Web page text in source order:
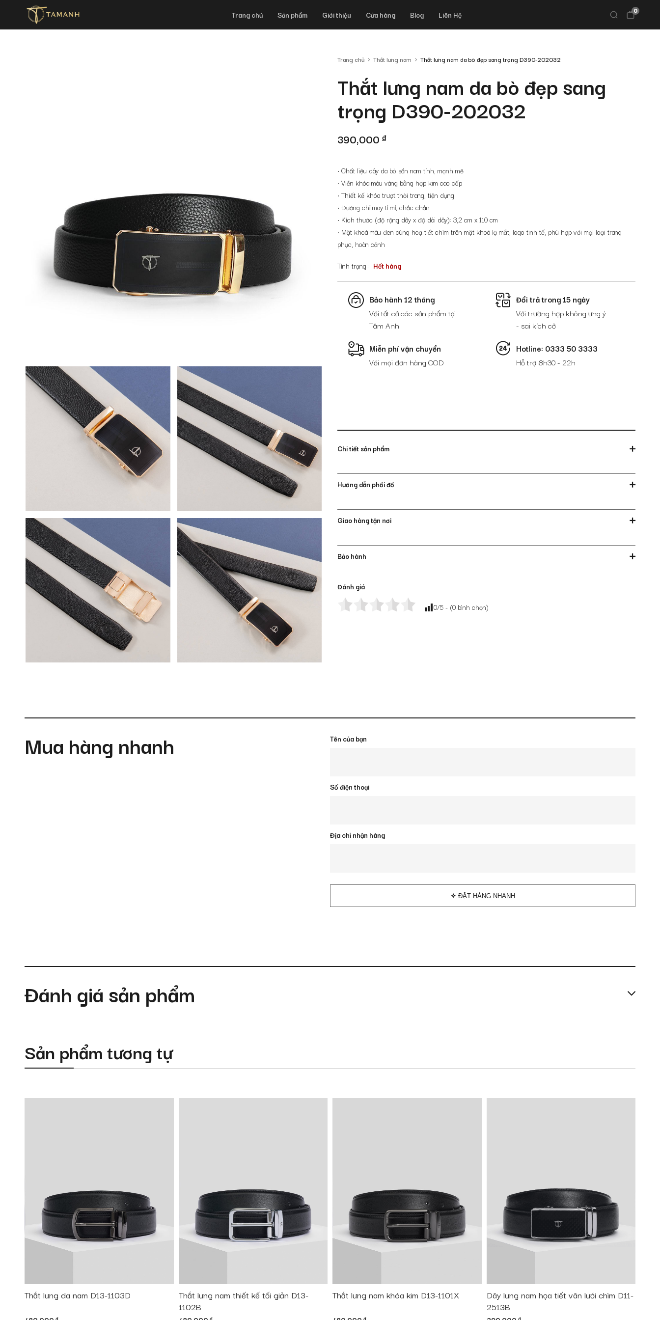
Trang chủ Sản phẩm Giới thiệu Cửa hàng Blog Liên Hệ 0
Trang chủ Thắt lưng nam Thắt lưng nam da bò đẹp sang trọng D390-202032
Thắt lưng nam da bò đẹp sang
trọng D390-202032
390,000 đ
• Chất liệu dây da bò sần nam tính, mạnh mẽ
• Viền khóa màu vàng bằng hợp kim cao cấp
• Thiết kế khóa trượt thời trang, tiện dụng
• Đường chỉ may tỉ mỉ, chắc chắn
• Kích thước (độ rộng dây x độ dài dây): 3,2 cm x 110 cm
• Mặt khoá màu đen cùng hoạ tiết chìm trên mặt khoá lạ mắt, logo tinh tế, phù hợp với mọi loại trang
phục, hoàn cảnh
Tình trạng
Hết hàng
Bảo hành 12 tháng
Với tất cả các sản phẩm tại
Tâm Anh
Miễn phí vận chuyển
Với mọi đơn hàng COD
Đổi trả trong 15 ngày
Với trường hợp không ưng ý
- sai kích cỡ
Hotline: 0333 50 3333
Hỗ trợ 8h30 - 22h
Chi tiết sản phẩm
Hướng dẫn phối đồ
Giao hàng tận nơi
Bảo hành
Đánh giá
0/5 - (0 bình chọn)
Mua hàng nhanh Tên của bạn
Số điện thoại
Địa chỉ nhận hàng
ĐẶT HÀNG NHANH
Đánh giá sản phẩm
Sản phẩm tương tự
Thắt lưng da nam D13-1103D
đ
Thắt lưng nam thiết kế tối giản D13-
1102B
đ
Thắt lưng nam khóa kim D13-1101X
đ
Dây lưng nam họa tiết vân lưới chìm D11-
2513B
đ